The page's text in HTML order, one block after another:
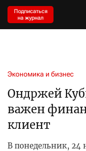
Подписаться
на журнал
Экономика и бизнес
Ондржей
важен
клиент
В понедельник, 24